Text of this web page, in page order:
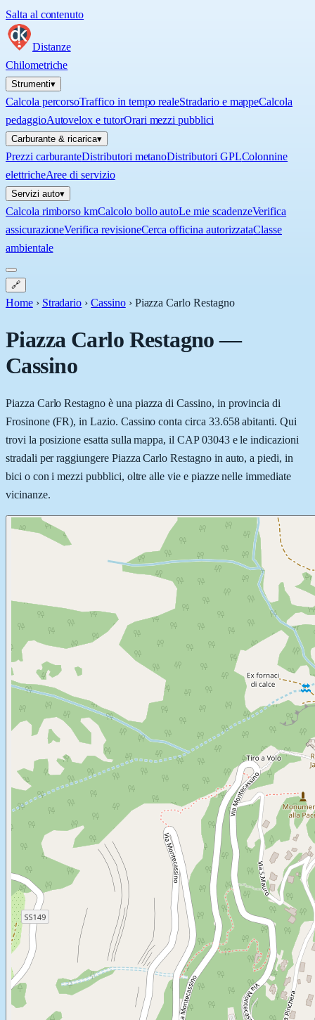
Salta al contenuto
Distanze
Chilometriche
Strumenti▾
Calcola percorsoTraffico in tempo realeStradario e mappeCalcola
pedaggioAutovelox e tutorOrari mezzi pubblici
Carburante & ricarica▾
Prezzi carburanteDistributori metanoDistributori GPLColonnine
elettricheAree di servizio
Servizi auto▾
Calcola rimborso kmCalcolo bollo autoLe mie scadenzeVerifica
assicurazioneVerifica revisioneCerca officina autorizzataClasse
ambientale
🔗
Home › Stradario › Cassino › Piazza Carlo Restagno
Piazza Carlo Restagno—
Cassino
Piazza Carlo Restagno è una piazza di Cassino, in provincia di
Frosinone (FR), in Lazio. Cassino conta circa 33.658 abitanti. Qui
trovi la posizione esatta sulla mappa, il CAP 03043 e le indicazioni
stradali per raggiungere Piazza Carlo Restagno in auto, a piedi, in
bici o con i mezzi pubblici, oltre alle vie e piazze nelle immediate
vicinanze.